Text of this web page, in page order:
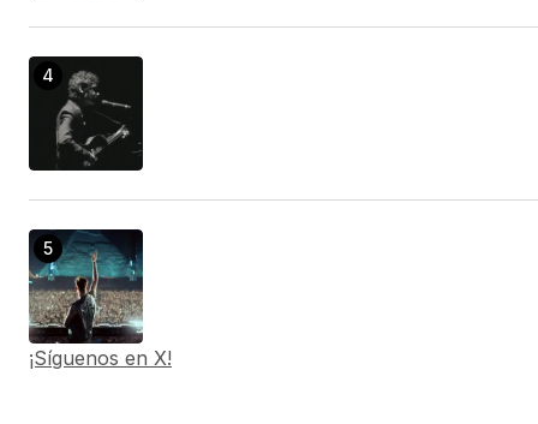
¡Síguenos en X!